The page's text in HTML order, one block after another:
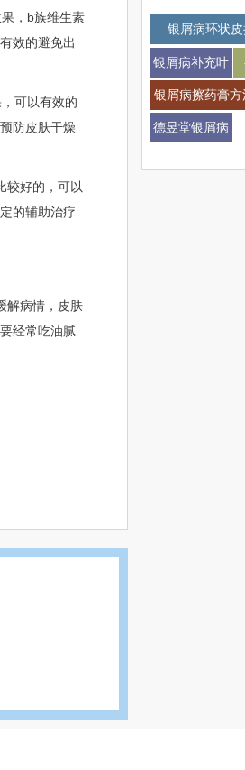
，b族维生素
效的避免出
可以有效的
防皮肤干燥
较好的，可以
的辅助治疗
解病情，皮肤
经常吃油腻
银屑病会不会扩
银屑病环状皮
银屑病补充叶
酸
银屑病擦药膏方
德昱堂银屑病